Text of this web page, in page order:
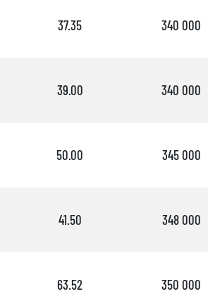
37.35 340 000
39.00 340 000
50.00 345 000
41.50 348 000
63.52 350 000